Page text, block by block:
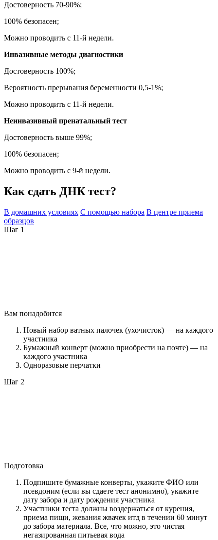
Достоверность 70-90%;
100% безопасен;
Можно проводить с 11-й недели.
Инвазивные методы диагностики
Достоверность 100%;
Вероятность прерывания беременности 0,5-1%;
Можно проводить с 11-й недели.
Неинвазивный пренатальный тест
Достоверность выше 99%;
100% безопасен;
Можно проводить с 9-й недели.
Как сдать ДНК тест?
В домашних условиях С помощью набора В центре приема
образцов
Шаг 1
Вам понадобится
Новый набор ватных палочек (ухочисток) — на каждого
участника
Бумажный конверт (можно приобрести на почте) — на
каждого участника
Одноразовые перчатки
Шаг 2
Подготовка
Подпишите бумажные конверты, укажите ФИО или
псевдоним (если вы сдаете тест анонимно), укажите
дату забора и дату рождения участника
Участники теста должны воздержаться от курения,
приема пищи, жевания жвачек итд в течении 60 минут
до забора материала. Все, что можно, это чистая
негазированная питьевая вода